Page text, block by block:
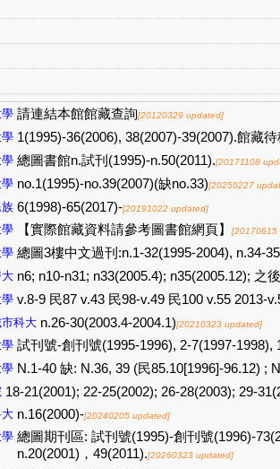
請連結本館館藏查詢[20120329 updated]
1(1995)-36(2006), 38(2007)-39(2007).館藏
總圖書館n.試刊(1995)-n.50(2011).[20171108
no.1(1995)-no.39(2007)(缺no.33)[20250227
6(1998)-65(2017)-[20191022 updated]
【實際館藏資料請參考圖書館網頁】 [20170615
總圖3樓中文過刊:n.1-32(1995-2004), n.34-
n6; n10-n31; n33(2005.4); n35(2005.12); 之後
v.8-9 民87 v.43 民98-v.49 民100 v.55 2013-
科大 n.26-30(2003.4-2004.1)[20210323 updated]
試刊號-創刊號(1995-1996), 2-7(1997-1998),
N.1-40 缺: N.36, 39 (民85.10[1996]-96.12) ;
18-21(2001); 22-25(2002); 26-28(2003); 29-
n.16(2000)-[20240205 updated]
總圖期刊區: 試刊號(1995)-創刊號(1996)-
n.20(2001)，49(2011).[20260323 updated]